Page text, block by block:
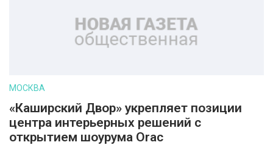
МОСКВА
«Каширский Двор» укрепляет позиции
центра интерьерных решений с
открытием шоурума Orac